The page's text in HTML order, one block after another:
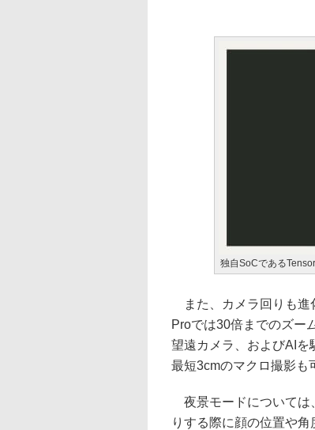
独自SoCである
また、カメラ回りも進
Proでは30倍までのズー
望遠カメラ、およびAIを
最短3cmのマクロ撮影も
夜景モードについては
りする際に顔の位置や